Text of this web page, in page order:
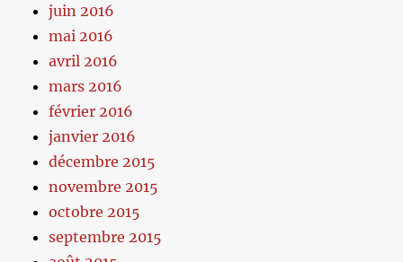
juin 2016
mai 2016
avril 2016
mars 2016
février 2016
janvier 2016
décembre 2015
novembre 2015
octobre 2015
septembre 2015